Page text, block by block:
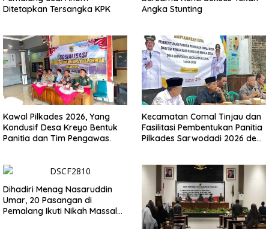
Ditetapkan Tersangka KPK
Angka Stunting
Kawal Pilkades 2026, Yang
Kondusif Desa Kreyo Bentuk
Panitia dan Tim Pengawas.
Kecamatan Comal Tinjau dan
Fasilitasi Pembentukan Panitia
Pilkades Sarwodadi 2026 demi
Dihadiri Menag Nasaruddin
Umar, 20 Pasangan di
Pemalang Ikuti Nikah Massal